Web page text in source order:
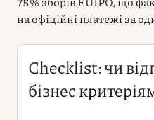
на офіційні платежі за
Checklist: чи
бізнес